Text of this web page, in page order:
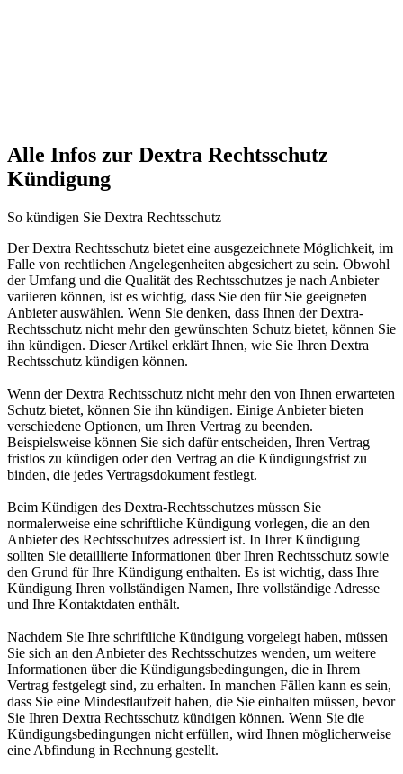
Alle Infos zur Dextra Rechtsschutz
Kündigung
So kündigen Sie Dextra Rechtsschutz
Der Dextra Rechtsschutz bietet eine ausgezeichnete Möglichkeit, im
Falle von rechtlichen Angelegenheiten abgesichert zu sein. Obwohl
der Umfang und die Qualität des Rechtsschutzes je nach Anbieter
variieren können, ist es wichtig, dass Sie den für Sie geeigneten
Anbieter auswählen. Wenn Sie denken, dass Ihnen der Dextra-
Rechtsschutz nicht mehr den gewünschten Schutz bietet, können Sie
ihn kündigen. Dieser Artikel erklärt Ihnen, wie Sie Ihren Dextra
Rechtsschutz kündigen können.
Wenn der Dextra Rechtsschutz nicht mehr den von Ihnen erwarteten
Schutz bietet, können Sie ihn kündigen. Einige Anbieter bieten
verschiedene Optionen, um Ihren Vertrag zu beenden.
Beispielsweise können Sie sich dafür entscheiden, Ihren Vertrag
fristlos zu kündigen oder den Vertrag an die Kündigungsfrist zu
binden, die jedes Vertragsdokument festlegt.
Beim Kündigen des Dextra-Rechtsschutzes müssen Sie
normalerweise eine schriftliche Kündigung vorlegen, die an den
Anbieter des Rechtsschutzes adressiert ist. In Ihrer Kündigung
sollten Sie detaillierte Informationen über Ihren Rechtsschutz sowie
den Grund für Ihre Kündigung enthalten. Es ist wichtig, dass Ihre
Kündigung Ihren vollständigen Namen, Ihre vollständige Adresse
und Ihre Kontaktdaten enthält.
Nachdem Sie Ihre schriftliche Kündigung vorgelegt haben, müssen
Sie sich an den Anbieter des Rechtsschutzes wenden, um weitere
Informationen über die Kündigungsbedingungen, die in Ihrem
Vertrag festgelegt sind, zu erhalten. In manchen Fällen kann es sein,
dass Sie eine Mindestlaufzeit haben, die Sie einhalten müssen, bevor
Sie Ihren Dextra Rechtsschutz kündigen können. Wenn Sie die
Kündigungsbedingungen nicht erfüllen, wird Ihnen möglicherweise
eine Abfindung in Rechnung gestellt.